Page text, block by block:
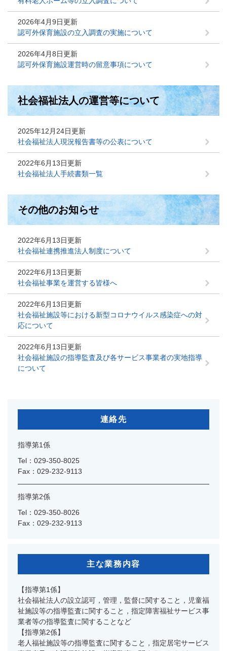
2026年4月9日更新
認可外保育施設の立入調査の実施について
2026年4月8日更新
認可外保育施設運営時の留意事項について
社会福祉法人の運営等について
2025年12月24日更新
社会福祉法人現況報告書等の公表について
2022年6月13日更新
社会福祉法人手続書類一覧
その他のお知らせ
2022年6月13日更新
社会福祉連携推進法人制度について
2022年6月13日更新
社会福祉事業を運営する皆様へ
2022年6月13日更新
社会福祉施設等における新型コロナウイルス感染症への対
応について
2022年6月13日更新
社会福祉施設の指導監査及び各サービス事業者の実地指導
について
連絡先
指導第1係
Tel：029-350-8025
Fax：029-232-9113
指導第2係
Tel：029-350-8026
Fax：029-232-9113
主な業務内容
【指導第1係】
社会福祉法人の設立認可，管理，監督に関すること，児童福
祉施設等の指導監査に関すること，指定障害福祉サービス事
業者等の指導監査に関することなど
【指導第2係】
老人福祉施設等の指導監査に関すること，指定居宅サービス